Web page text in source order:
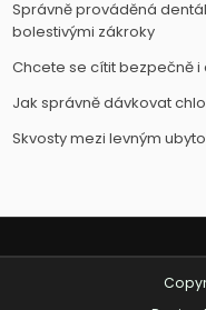
Správně prováděná
bolestivými zákroky
Chcete se cítit bezpečně
Jak správně dávkovat
Skvosty mezi levným